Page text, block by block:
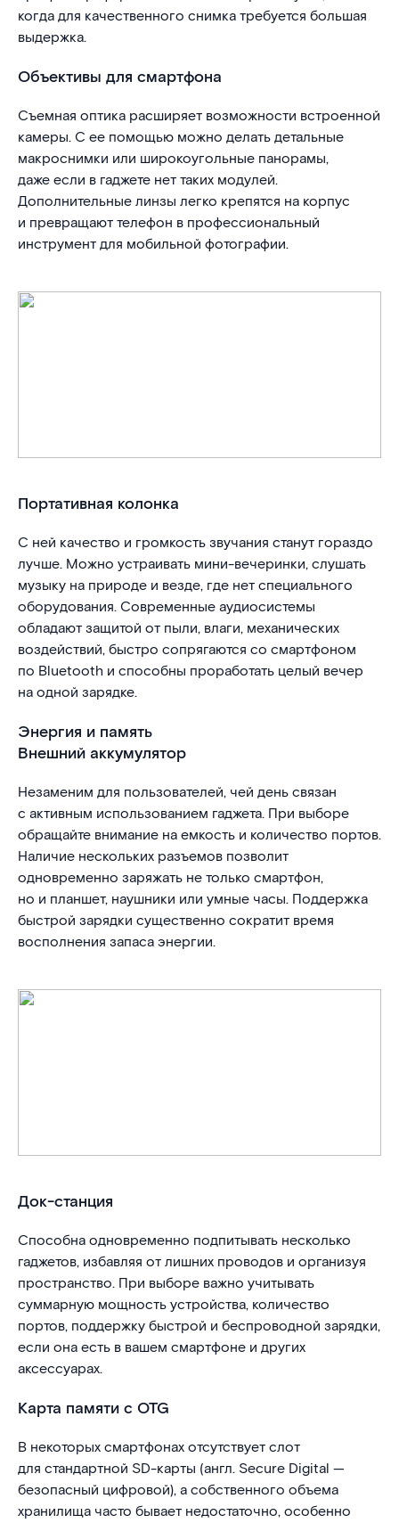
когда для качественного снимка требуется большая
выдержка.
Объективы для смартфона
Съемная оптика расширяет возможности встроенной
камеры. С ее помощью можно делать детальные
макроснимки или широкоугольные панорамы,
даже если в гаджете нет таких модулей.
Дополнительные линзы легко крепятся на корпус
и превращают телефон в профессиональный
инструмент для мобильной фотографии.
Портативная колонка
С ней качество и громкость звучания станут гораздо
лучше. Можно устраивать мини-вечеринки, слушать
музыку на природе и везде, где нет специального
оборудования. Современные аудиосистемы
обладают защитой от пыли, влаги, механических
воздействий, быстро сопрягаются со смартфоном
по Bluetooth и способны проработать целый вечер
на одной зарядке.
Энергия и память
Внешний аккумулятор
Незаменим для пользователей, чей день связан
с активным использованием гаджета. При выборе
обращайте внимание на емкость и количество портов.
Наличие нескольких разъемов позволит
одновременно заряжать не только смартфон,
но и планшет, наушники или умные часы. Поддержка
быстрой зарядки существенно сократит время
восполнения запаса энергии.
Док-станция
Способна одновременно подпитывать несколько
гаджетов, избавляя от лишних проводов и организуя
пространство. При выборе важно учитывать
суммарную мощность устройства, количество
портов, поддержку быстрой и беспроводной зарядки,
если она есть в вашем смартфоне и других
аксессуарах.
Карта памяти с OTG
В некоторых смартфонах отсутствует слот
для стандартной SD-карты (англ. Secure Digital —
безопасный цифровой), а собственного объема
хранилища часто бывает недостаточно, особенно